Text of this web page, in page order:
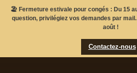
🏖️ Fermeture estivale pour congés : Du 15
question, privilégiez vos demandes par
août !
Contactez-nous